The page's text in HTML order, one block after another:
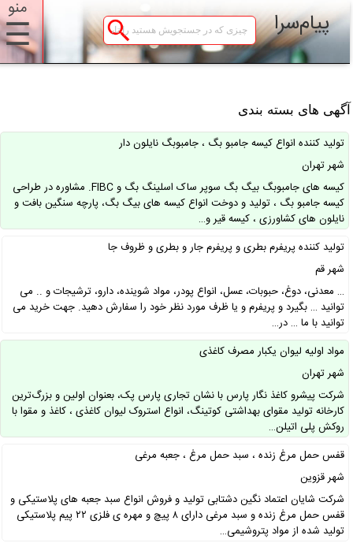
منو
☰ پیام‌سرا
آگهی های بسته بندی
تولید کننده انواع کیسه جامبو بگ ، جامبوبگ نایلون دار
شهر تهران
کیسه های جامبوبگ بیگ بگ سوپر ساک اسلینگ بگ و FIBC. مشاوره در طراحی
کیسه جامبو بگ ، تولید و دوخت انواع کیسه های بیگ بگ، پارچه سنگین بافت و
نایلون های کشاورزی ، کیسه قیر و…
تولید کننده پریفرم بطری و پریفرم جار و بطری و ظروف جا
شهر قم
… معدنی، دوغ، حبوبات، عسل، انواع پودر، مواد شوینده، دارو، ترشیجات و .. می
توانید … بگیرد و پریفرم و یا ظرف مورد نظر خود را سفارش دهید. جهت خرید می
توانید با ما … در…
مواد اولیه لیوان یکبار مصرف کاغذی
شهر تهران
شرکت پیشرو کاغذ نگار پارس با نشان تجاری پارس پک، بعنوان اولین و بزرگ‌ترین
کارخانه تولید مقوای بهداشتی کوتینگ، انواع استروک لیوان کاغذی ، کاغذ و مقوا با
روکش پلی‌ اتیلن…
قفس حمل مرغ زنده ، سبد حمل مرغ ، جعبه مرغی
شهر قزوین
شرکت شایان اعتماد نگین دشتابی تولید و فروش انواع سبد جعبه های پلاستیکی و
قفس حمل مرغ زنده و سبد مرغی دارای ۸ پیچ و مهره ی فلزی ۲۲ پیم پلاستیکی
تولید شده از مواد پتروشیمی…